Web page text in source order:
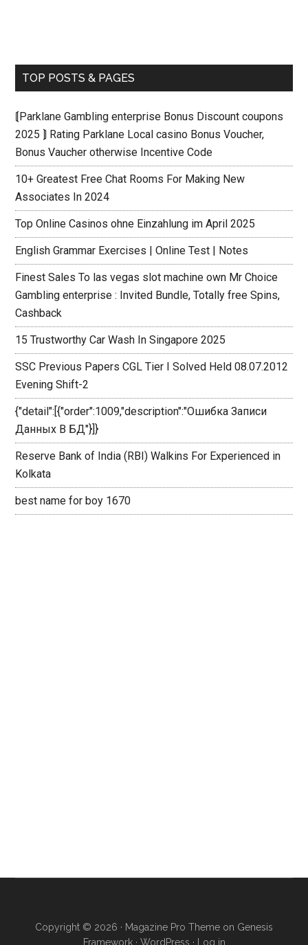
TOP POSTS & PAGES
⟬Parklane Gambling enterprise Bonus Discount coupons
2025 ⟭ Rating Parklane Local casino Bonus Voucher,
Bonus Vaucher otherwise Incentive Code
10+ Greatest Free Chat Rooms For Making New
Associates In 2024
Top Online Casinos ohne Einzahlung im April 2025
English Grammar Exercises | Online Test | Notes
Finest Sales To las vegas slot machine own Mr Choice
Gambling enterprise : Invited Bundle, Totally free Spins,
Cashback
15 Trustworthy Car Wash In Singapore 2025
SSC Previous Papers CGL Tier I Solved Held 08.07.2012
Evening Shift-2
{"detail":[{"order":1009,"description":"Ошибка Записи
Данных В БД"}]}
Reserve Bank of India (RBI) Walkins For Experienced in
Kolkata
best name for boy 1670
Copyright © 2026 · Magazine Pro Theme on Genesis
Framework· WordPress · Log in